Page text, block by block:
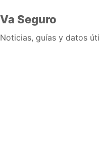
Va Seguro
Noticias, guías y datos